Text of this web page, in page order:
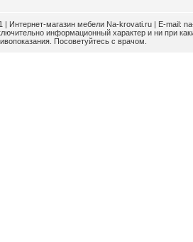
| Интернет-магазин мебели Na-krovati.ru | E-mail:
информационный характер и ни при
Посоветуйтесь с врачом.